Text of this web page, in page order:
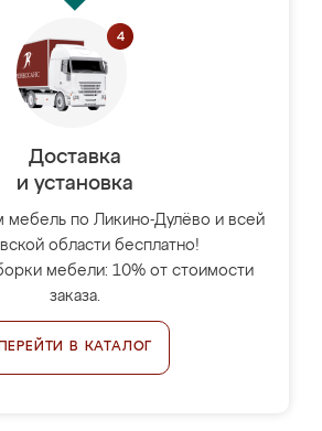
Доставка
и установка
мебель по Ликино-Дулёво и всей
области бесплатно!
мебели: 10% от стоимости
заказа.
ПЕРЕЙТИ В КАТАЛОГ